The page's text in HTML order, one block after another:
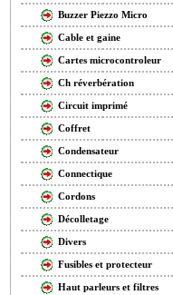
Buzzer Piezzo Micro
Cable et gaine
Cartes microcontroleur
Ch réverbération
Circuit imprimé
Coffret
Condensateur
Connectique
Cordons
Décolletage
Divers
Fusibles et protecteur
Haut parleurs et filtres